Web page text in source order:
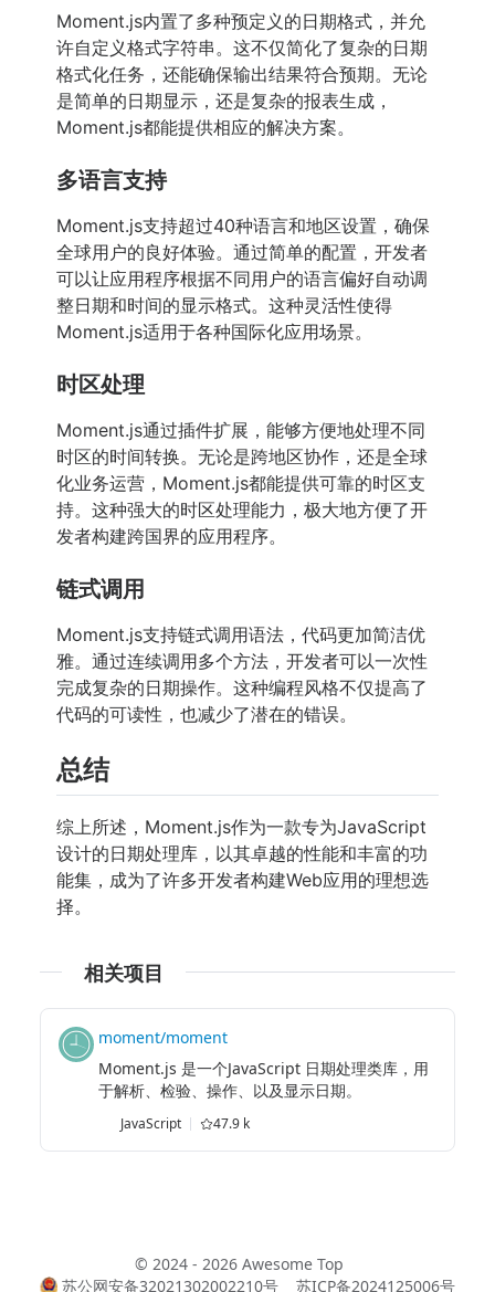
Moment.js内置了多种预定义的日期格式，并允
许自定义格式字符串。这不仅简化了复杂的日期
格式化任务，还能确保输出结果符合预期。无论
是简单的日期显示，还是复杂的报表生成，
Moment.js都能提供相应的解决方案。
多语言支持
Moment.js支持超过40种语言和地区设置，确保
全球用户的良好体验。通过简单的配置，开发者
可以让应用程序根据不同用户的语言偏好自动调
整日期和时间的显示格式。这种灵活性使得
Moment.js适用于各种国际化应用场景。
时区处理
Moment.js通过插件扩展，能够方便地处理不同
时区的时间转换。无论是跨地区协作，还是全球
化业务运营，Moment.js都能提供可靠的时区支
持。这种强大的时区处理能力，极大地方便了开
发者构建跨国界的应用程序。
链式调用
Moment.js支持链式调用语法，代码更加简洁优
雅。通过连续调用多个方法，开发者可以一次性
完成复杂的日期操作。这种编程风格不仅提高了
代码的可读性，也减少了潜在的错误。
总结
综上所述，Moment.js作为一款专为JavaScript
设计的日期处理库，以其卓越的性能和丰富的功
能集，成为了许多开发者构建Web应用的理想选
择。
相关项目
moment/moment
Moment.js 是一个JavaScript 日期处理类库，用
于解析、检验、操作、以及显示日期。
JavaScript 47.9 k
© 2024 - 2026 Awesome Top
苏公网安备32021302002210号
苏ICP备2024125006号